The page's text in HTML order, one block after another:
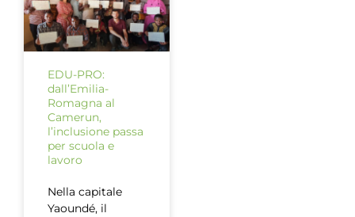
EDU-PRO:
dall’Emilia-
Romagna al
Camerun,
l’inclusione passa
per scuola e
lavoro
Nella capitale
Yaoundé, il